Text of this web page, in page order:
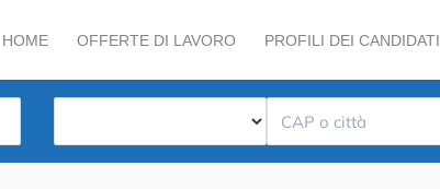
HOME OFFERTE DI LAVORO PROFILI DEI CANDIDATI